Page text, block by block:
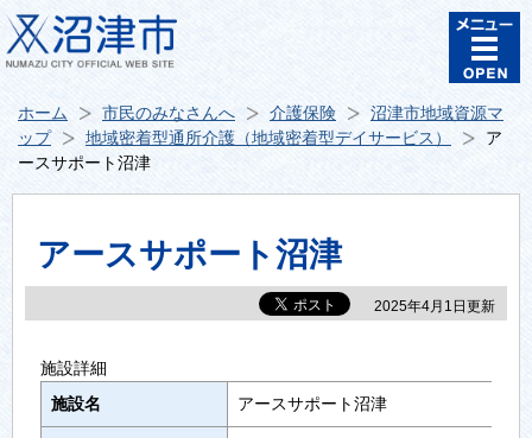
ホーム 市民のみなさんへ 介護保険
沼津市地域資源マ
ップ
地域密着型通所介護（地域密着型デイサービス）
ア
ースサポート沼津
アースサポート沼津
2025年4月1日更新
施設詳細
施設名
アースサポート沼津